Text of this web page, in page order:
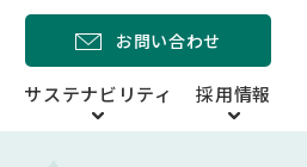
サステナビリティ 採用情報
お問い合わせ